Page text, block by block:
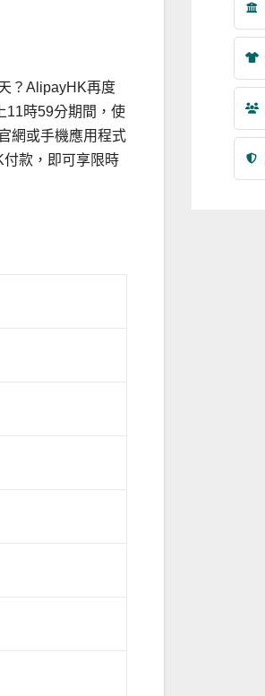
？AlipayHK再度
11時59分期間，使
網或手機應用程式
款，即可享限時